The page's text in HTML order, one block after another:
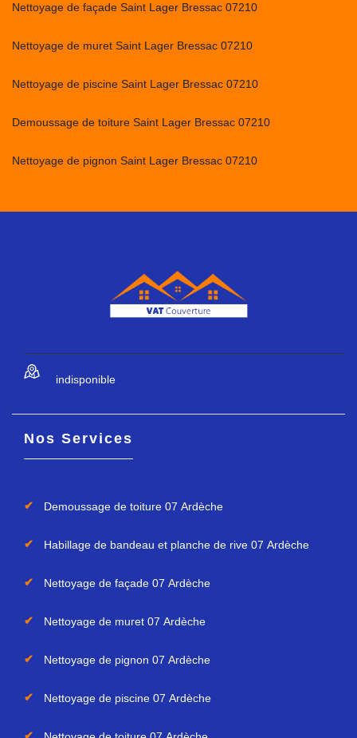
Nettoyage de façade Saint Lager Bressac 07210
Nettoyage de muret Saint Lager Bressac 07210
Nettoyage de piscine Saint Lager Bressac 07210
Demoussage de toiture Saint Lager Bressac 07210
Nettoyage de pignon Saint Lager Bressac 07210
indisponible
Nos Services
Demoussage de toiture 07 Ardèche
Habillage de bandeau et planche de rive 07 Ardèche
Nettoyage de façade 07 Ardèche
Nettoyage de muret 07 Ardèche
Nettoyage de pignon 07 Ardèche
Nettoyage de piscine 07 Ardèche